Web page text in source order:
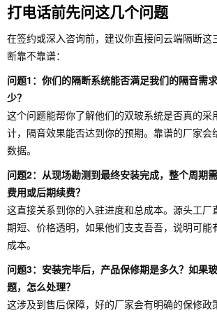
打电话前先问这几个问题
在签约或深入咨询前，建议你直接问云端隔断这
断靠不靠谱：
问题1：你们的隔断系统能否满足我们的隔音需
少？
这个问题能帮你了解他们的双玻系统是否真的采
计，隔音效果能否达到你的预期。靠谱的厂家会
数据。
问题2：从现场勘测到最终安装完成，整个周期
费用或后期续费？
这直接关系到你的入驻进度和总成本。源头工厂
期短、价格透明，如果他们支支吾吾，说明可能
成本。
问题3：安装完毕后，产品保修期是多久？如果
题，怎么处理？
这涉及到售后保障，好的厂家会有明确的保修政